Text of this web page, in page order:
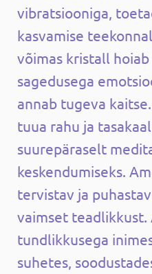
vibratsiooniga,
kasvamise
võimas kristall
sagedusega
annab tugeva
tuua rahu ja
suurepäraselt
keskendumiseks.
tervistav ja
vaimset
tundlikkusega
suhetes,